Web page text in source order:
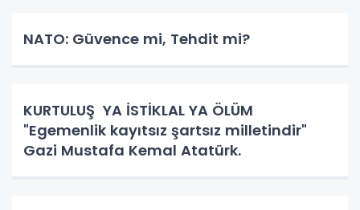
NATO: Güvence mi, Tehdit mi?
KURTULUŞ YA İSTİKLAL YA ÖLÜM
"Egemenlik kayıtsız şartsız milletindir"
Gazi Mustafa Kemal Atatürk.